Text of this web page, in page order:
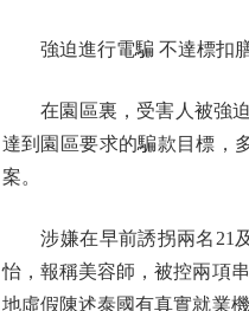
強迫進行電騙 不達標扣
在園區裏，受害人被強迫
達到園區要求的騙款目標，
案。
涉嫌在早前誘拐兩名21及
怡，報稱美容師，被控兩項
地虛假陳述泰國有真實就業